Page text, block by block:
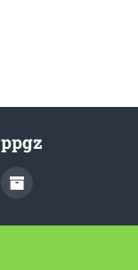
ppgz